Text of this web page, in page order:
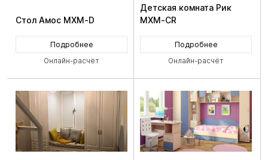
Стол Амос MXM-D
Подробнее
Онлайн-расчёт
Детская комната Рик
MXM-CR
Подробнее
Онлайн-расчёт